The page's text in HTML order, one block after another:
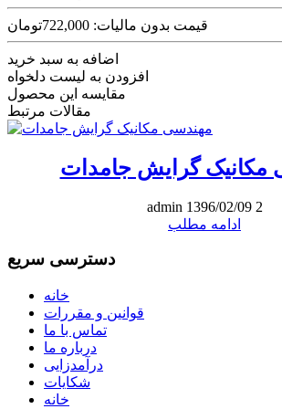
قیمت بدون مالیات: 722,000تومان
اضافه به سبد خرید
افزودن به لیست دلخواه
مقایسه این محصول
مقالات مرتبط
مکانیک گرایش جامدات
admin 1396/02/09 2
ادامه مطلب
دسترسی سریع
خانه
قوانین و مقررات
تماس با ما
درباره ما
درآمدزایی
شکایات
خانه